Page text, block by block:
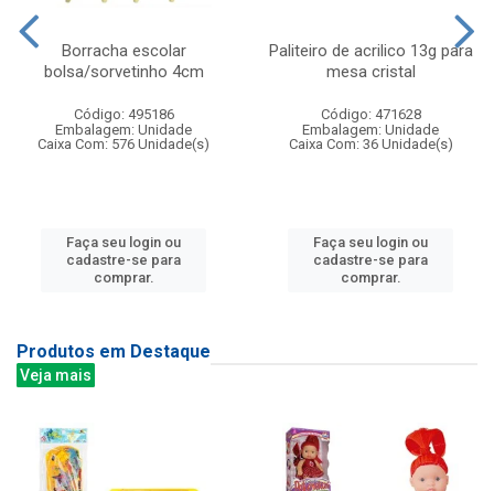
Borracha escolar
bolsa/sorvetinho 4cm
Código: 495186
Embalagem: Unidade
Caixa Com: 576 Unidade(s)
Faça seu login ou
cadastre-se para
comprar.
Paliteiro de acrilico 13g para
mesa cristal
Código: 471628
Embalagem: Unidade
Caixa Com: 36 Unidade(s)
Faça seu login ou
cadastre-se para
comprar.
Produtos em Destaque
Veja mais